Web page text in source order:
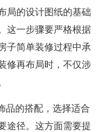
局的设计图纸的基础
这一步骤要严格根据
子简单装修过程中承
修再布局时，不仅涉
品的搭配，选择适合
途径。这方面需要提